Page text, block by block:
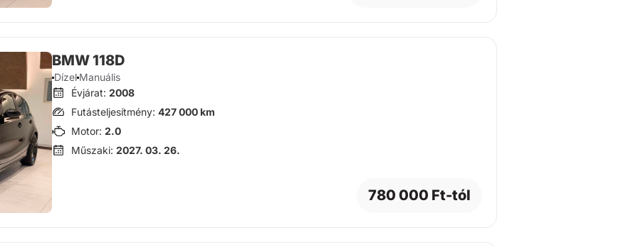
BMW 118D
DízelManuális
Évjárat:2008
Futásteljesítmény:427 000 km
Motor:2.0
Műszaki:2027. 03. 26.
780 000 Ft-tól